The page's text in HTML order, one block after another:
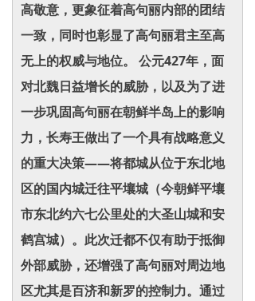
高敬意，更象征着高句丽内部的团结
一致，同时也彰显了高句丽君主至高
无上的权威与地位。 公元427年，面
对北魏日益增长的威胁，以及为了进
一步巩固高句丽在朝鲜半岛上的影响
力，长寿王做出了一个具有战略意义
的重大决策——将都城从位于东北地
区的国内城迁往平壤城（今朝鲜平壤
市东北约六七公里处的大圣山城和安
鹤宫城）。此次迁都不仅有助于抵御
外部威胁，还增强了高句丽对周边地
区尤其是百济和新罗的控制力。通过